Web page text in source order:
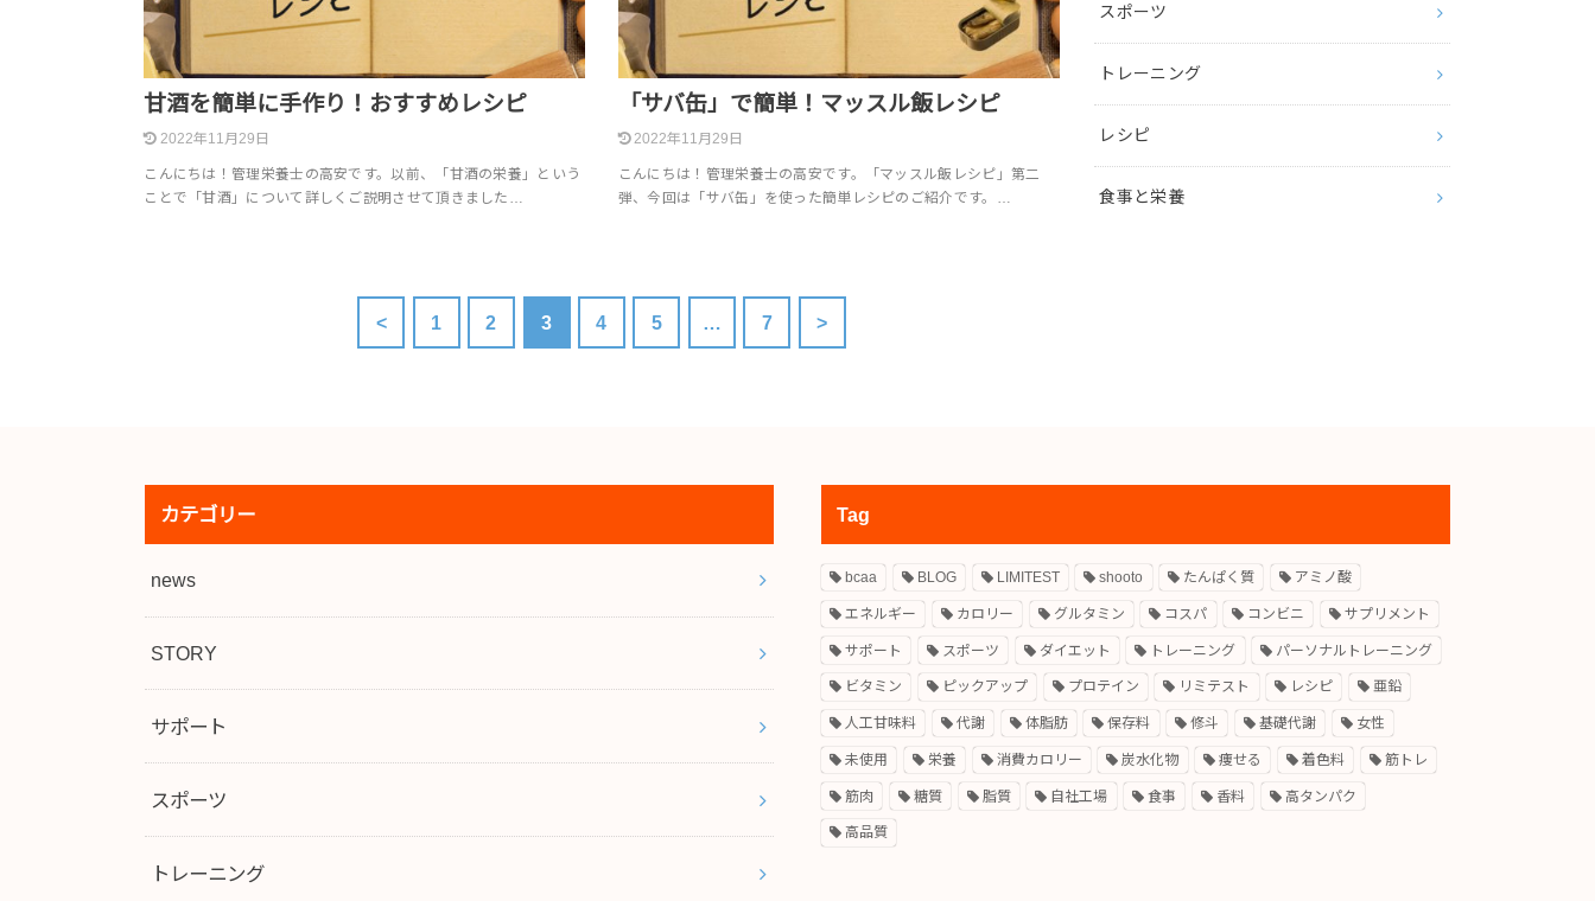
甘酒を簡単に手作り！おすすめレシピ
2022年11月29日
こんにちは！管理栄養士の高安です。以前、「甘酒の栄養」という
ことで「甘酒」について詳しくご説明させて頂きました…
「サバ缶」で簡単！マッスル飯レシピ
2022年11月29日
こんにちは！管理栄養士の高安です。「マッスル飯レシピ」第二
弾、今回は「サバ缶」を使った簡単レシピのご紹介です。…
< 1 2 3 4 5 … 7 >
スポーツ
トレーニング
レシピ
食事と栄養
カテゴリー
news
STORY
サポート
スポーツ
トレーニング
Tag
bcaa BLOG LIMITEST shooto たんぱく質 アミノ酸
エネルギー カロリー グルタミン コスパ コンビニ サプリメント
サポート スポーツ ダイエット トレーニング パーソナルトレーニング
ビタミン ピックアップ プロテイン リミテスト レシピ 亜鉛
人工甘味料 代謝 体脂肪 保存料 修斗 基礎代謝 女性
未使用 栄養 消費カロリー 炭水化物 痩せる 着色料 筋トレ
筋肉 糖質 脂質 自社工場 食事 香料 高タンパク
高品質